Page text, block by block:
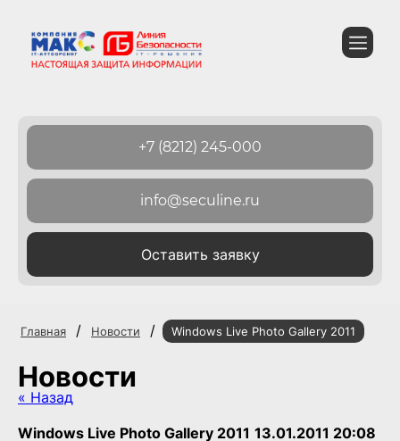
+7 (8212) 245-000
info@seculine.ru
Оставить заявку
Главная / Новости / Windows Live Photo Gallery 2011
Новости
« Назад
Windows Live Photo Gallery 2011 13.01.2011 20:08